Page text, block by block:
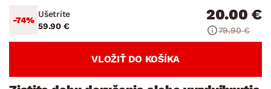
-74%
Ušetríte
59.90 €
20.00 €
79.90 €
VLOŽIŤ DO KOŠÍKA